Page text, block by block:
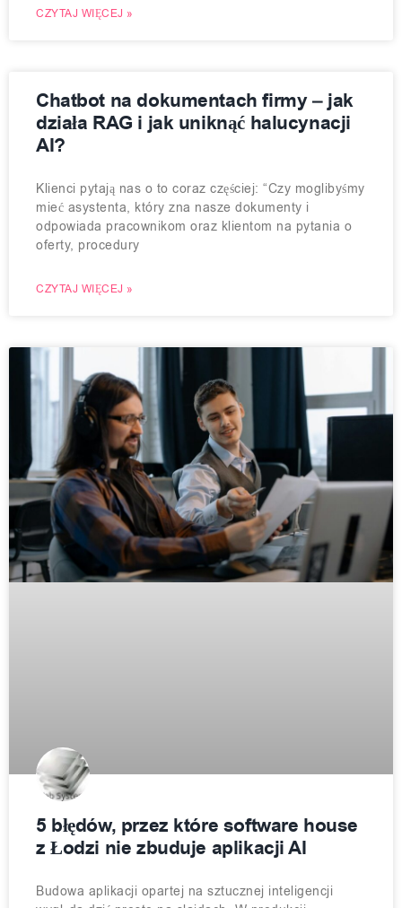
CZYTAJ WIĘCEJ »
Chatbot na dokumentach firmy – jak
działa RAG i jak uniknąć halucynacji
AI?
Klienci pytają nas o to coraz częściej: “Czy moglibyśmy
mieć asystenta, który zna nasze dokumenty i
odpowiada pracownikom oraz klientom na pytania o
oferty, procedury
CZYTAJ WIĘCEJ »
5 błędów, przez które software house
z Łodzi nie zbuduje aplikacji AI
Budowa aplikacji opartej na sztucznej inteligencji